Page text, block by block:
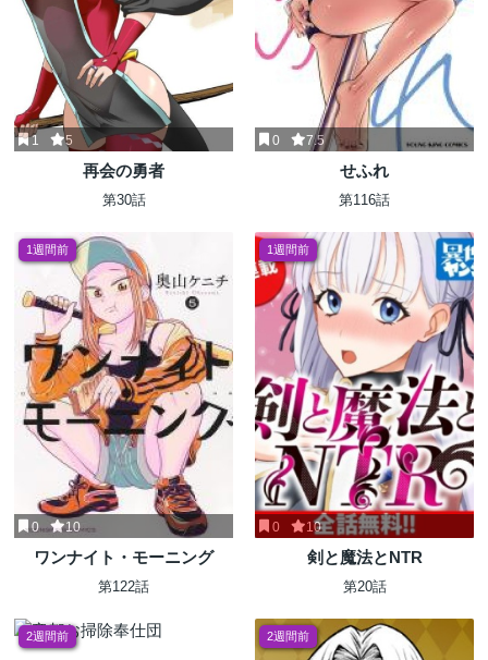
1 5
再会の勇者
第30話
0 7.5
せふれ
第116話
1週間前
0 10
ワンナイト・モーニング
第122話
1週間前
0 10
剣と魔法とNTR
第20話
2週間前 2週間前